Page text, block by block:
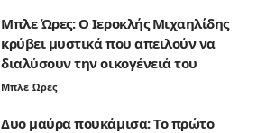
Μπλε Ώρες: Ο Ιεροκλής Μιχαηλίδης
κρύβει μυστικά που απειλούν να
διαλύσουν την οικογένειά του
Μπλε Ώρες
Δυο μαύρα πουκάμισα: Το πρώτο